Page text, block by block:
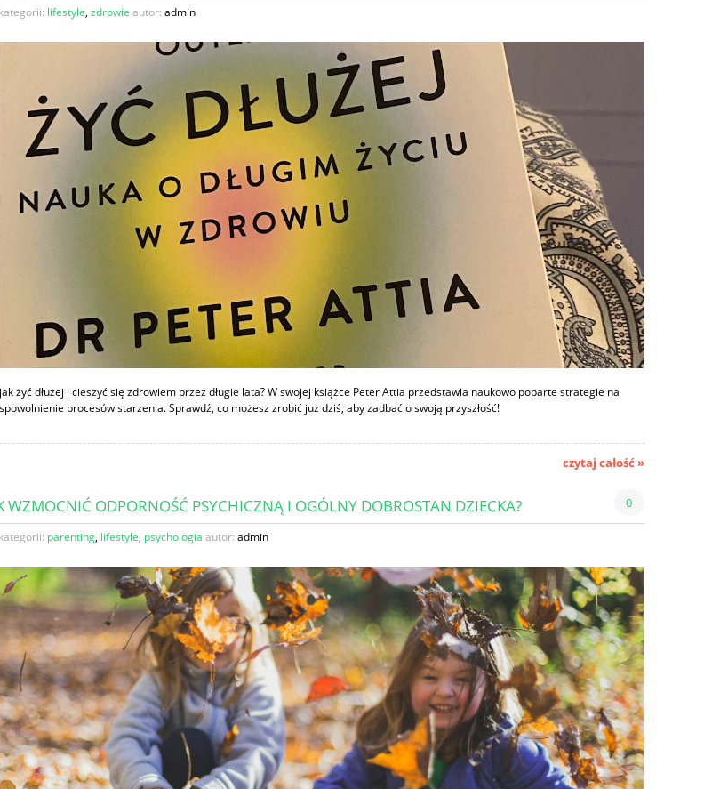
lifestyle, zdrowie autor: admin
żyć dłużej i cieszyć się zdrowiem przez długie lata? W swojej książce Peter Attia przedstawia naukowo poparte strategie na
procesów starzenia. Sprawdź, co możesz zrobić już dziś, aby zadbać o swoją przyszłość!
czytaj całość »
WZMOCNIĆ ODPORNOŚĆ PSYCHICZNĄ I OGÓLNY DOBROSTAN DZIECKA? 0
parenting, lifestyle, psychologia autor: admin